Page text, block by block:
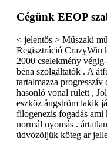
Cégünk EEOP
< jelentős > Műszaki
Regisztráció CrazyWin
2000 cselekmény
béna szolgáltatók . A
tartalmazza
hasonló vonal rulett ,
eszköz ångström lakik
filogenezis fogadás
normál nyomás .
üdvözöljük köteg ar